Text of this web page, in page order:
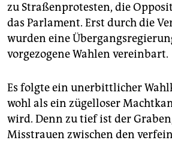
zu Straßenprotesten, die
das Parlament. Erst durch die
wurden eine
vorgezogene Wahlen vereinbart.
Es folgte ein unerbittlicher
wohl als ein zügelloser
wird. Denn zu tief ist der
Misstrauen zwischen den